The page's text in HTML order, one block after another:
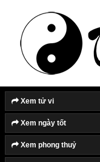
Xem tử vi
Xem ngày tốt
Xem phong thuỷ